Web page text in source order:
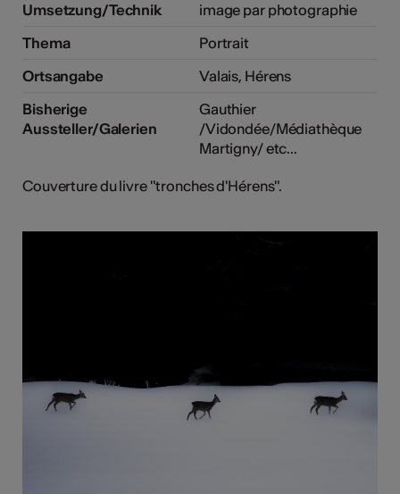
Umsetzung/Technik
image par photographie
Thema
Portrait
Ortsangabe
Valais, Hérens
Bisherige
Aussteller/Galerien
Gauthier
/Vidondée/Médiathèque
Martigny/ etc...
Couverture du livre "tronches d'Hérens".